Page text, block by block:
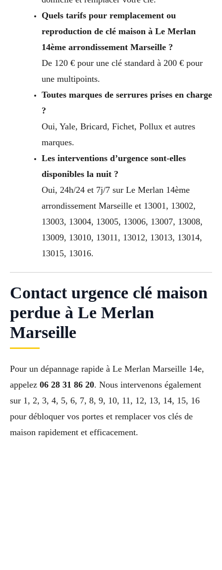
Quels tarifs pour remplacement ou
reproduction de clé maison à Le Merlan
14ème arrondissement Marseille ?
De 120 € pour une clé standard à 200 € pour
une multipoints.
Toutes marques de serrures prises en charge
?
Oui, Yale, Bricard, Fichet, Pollux et autres
marques.
Les interventions d’urgence sont-elles
disponibles la nuit ?
Oui, 24h/24 et 7j/7 sur Le Merlan 14ème
arrondissement Marseille et 13001, 13002,
13003, 13004, 13005, 13006, 13007, 13008,
13009, 13010, 13011, 13012, 13013, 13014,
13015, 13016.
Contact urgence clé maison
perdue à Le Merlan
Marseille
Pour un dépannage rapide à Le Merlan Marseille 14e,
appelez 06 28 31 86 20. Nous intervenons également
sur 1, 2, 3, 4, 5, 6, 7, 8, 9, 10, 11, 12, 13, 14, 15, 16
pour débloquer vos portes et remplacer vos clés de
maison rapidement et efficacement.